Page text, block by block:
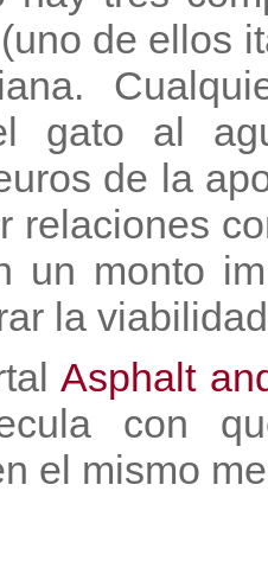
de ellos
gato al
de la
relaciones
un monto
la
Asphalt
con
el mismo